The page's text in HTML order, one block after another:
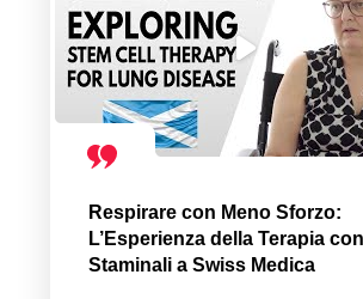
Respirare con Meno Sforzo:
L’Esperienza della Terapia
Staminali a Swiss Medica